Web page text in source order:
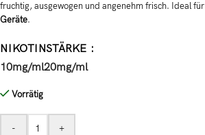
fruchtig, ausgewogen und angenehm frisch. Ideal für
Geräte.
NIKOTINSTÄRKE
10mg/ml20mg/ml
Vorrätig
- +